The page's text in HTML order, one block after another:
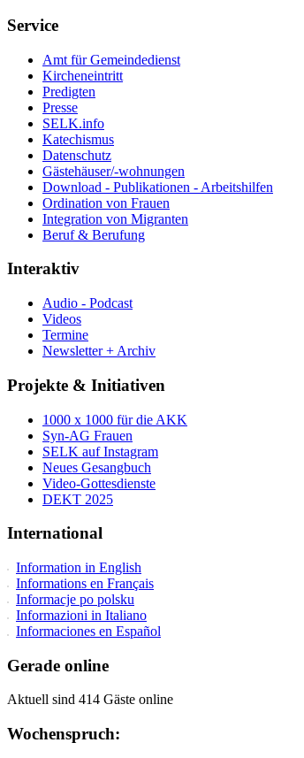
Service
Amt für Gemeindedienst
Kircheneintritt
Predigten
Presse
SELK.info
Katechismus
Datenschutz
Gästehäuser/-wohnungen
Download - Publikationen - Arbeitshilfen
Ordination von Frauen
Integration von Migranten
Beruf & Berufung
Interaktiv
Audio - Podcast
Videos
Termine
Newsletter + Archiv
Projekte & Initiativen
1000 x 1000 für die AKK
Syn-AG Frauen
SELK auf Instagram
Neues Gesangbuch
Video-Gottesdienste
DEKT 2025
International
Information in English
Informations en Français
Informacje po polsku
Informazioni in Italiano
Informaciones en Español
Gerade online
Aktuell sind 414 Gäste online
Wochenspruch: